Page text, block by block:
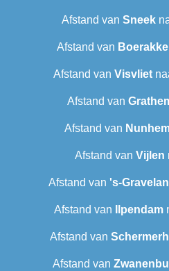
Afstand van Sneek‎
Afstand van
Afstand van Visvliet
Afstand van
Afstand van
Afstand van Vijlen
Afstand van 's-
Afstand van Ilpendam
Afstand van
Afstand van